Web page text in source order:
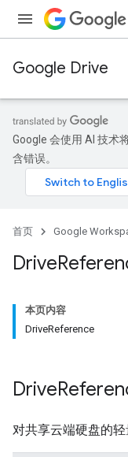
Google Drive
Google 会使用 AI 技术
含错误。
首页 Google
Drive
本页内容
DriveReference
Drive
对共享云端硬盘的轻